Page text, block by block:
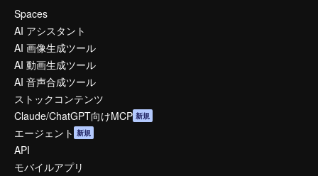
Spaces
AI アシスタント
AI 画像生成ツール
AI 動画生成ツール
AI 音声合成ツール
ストックコンテンツ
Claude/ChatGPT向けMCP 新規
エージェント 新規
API
モバイルアプリ